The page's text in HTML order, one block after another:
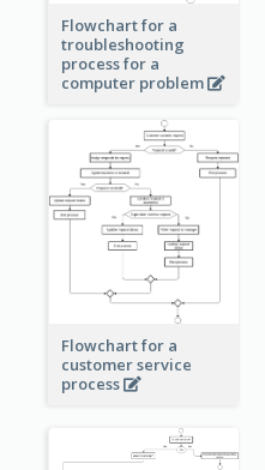
Flowchart for a
troubleshooting
process for a
computer problem
Flowchart for a
customer service
process